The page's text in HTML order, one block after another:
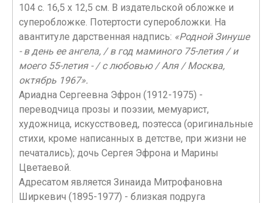
104 c. 16,5 x 12,5 см. В издательской обложке и
суперобложке. Потертости суперобложки. На
авантитуле дарственная надпись: «Родной Зинуше
- в день ее ангела, / в год маминого 75-летия / и
моего 55-летия - / с любовью / Аля / Москва,
октябрь 1967».
Ариадна Сергеевна Эфрон (1912-1975) -
переводчица прозы и поэзии, мемуарист,
художница, искусствовед, поэтесса (оригинальные
стихи, кроме написанных в детстве, при жизни не
печатались); дочь Сергея Эфрона и Марины
Цветаевой.
Адресатом является Зинаида Митрофановна
Ширкевич (1895-1977) - близкая подруга